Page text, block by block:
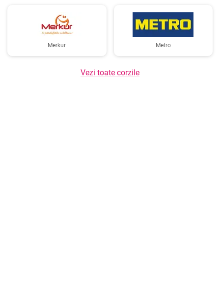
Merkur Metro
Vezi toate corzile